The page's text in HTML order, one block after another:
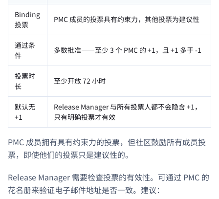
Binding
投票
PMC 成员的投票具有约束力，其他投票为建议性
通过条
件
多数批准——至少 3 个 PMC 的 +1，且 +1 多于 -1
投票时
长
至少开放 72 小时
默认无
+1
Release Manager 与所有投票人都不会隐含 +1，
只有明确投票才有效
PMC 成员拥有具有约束力的投票，但社区鼓励所有成员投
票，即使他们的投票只是建议性的。
Release Manager 需要检查投票的有效性。可通过 PMC 的
花名册来验证电子邮件地址是否一致。建议：